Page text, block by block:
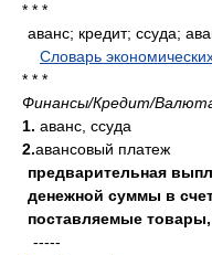
* * *
аванс; кредит; ссуда;
Словарь
* * *
Финансы/Кредит/
1. аванс, ссуда
2.авансовый платеж
предварительная
денежной суммы в
поставляемые
-----